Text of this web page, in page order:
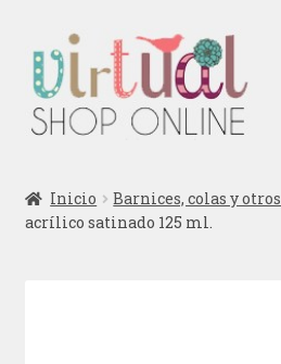
la
navegación
al
contenido
Podcast
Inicio Barnices, colas y otros
acrílico satinado 125 ml.